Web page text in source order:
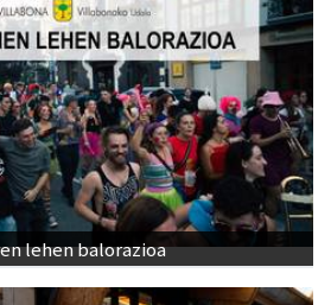
lehen balorazioa